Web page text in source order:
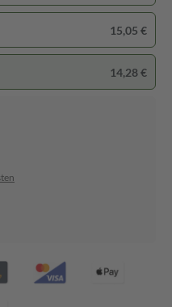
15,05 €
14,28 €